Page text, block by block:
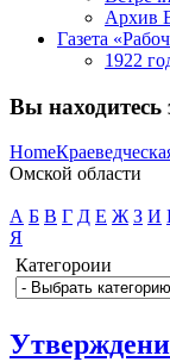
Архив
Газета
1922
Вы находитесь
Home
Омской области
А Б В Г Д Е Ж З И
Я
Категороии